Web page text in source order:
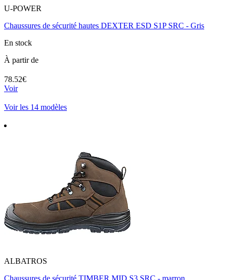
U-POWER
Chaussures de sécurité hautes DEXTER ESD S1P SRC - Gris
En stock
À partir de
78.52€
Voir
Voir les 14 modèles
ALBATROS